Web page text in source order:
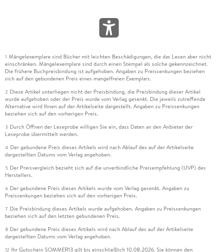
1 Mängelexemplare sind Bücher mit leichten Beschädigungen, die das Lesen aber nicht
einschränken. Mängelexemplare sind durch einen Stempel als solche gekennzeichnet.
Die frühere Buchpreisbindung ist aufgehoben. Angaben zu Preissenkungen beziehen
sich auf den gebundenen Preis eines mangelfreien Exemplars.
2 Diese Artikel unterliegen nicht der Preisbindung, die Preisbindung dieser Artikel
wurde aufgehoben oder der Preis wurde vom Verlag gesenkt. Die jeweils zutreffende
Alternative wird Ihnen auf der Artikelseite dargestellt. Angaben zu Preissenkungen
beziehen sich auf den vorherigen Preis.
3 Durch Öffnen der Leseprobe willigen Sie ein, dass Daten an den Anbieter der
Leseprobe übermittelt werden.
4 Der gebundene Preis dieses Artikels wird nach Ablauf des auf der Artikelseite
dargestellten Datums vom Verlag angehoben.
5 Der Preisvergleich bezieht sich auf die unverbindliche Preisempfehlung (UVP) des
Herstellers.
6 Der gebundene Preis dieses Artikels wurde vom Verlag gesenkt. Angaben zu
Preissenkungen beziehen sich auf den vorherigen Preis.
7 Die Preisbindung dieses Artikels wurde aufgehoben. Angaben zu Preissenkungen
beziehen sich auf den letzten gebundenen Preis.
8 Der gebundene Preis dieses Artikels wird nach Ablauf des auf der Artikelseite
dargestellten Datums vom Verlag angehoben.
12 Ihr Gutschein SOMMER13 gilt bis einschließlich 10.08.2026. Sie können den